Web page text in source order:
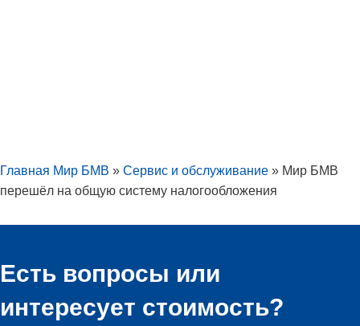
Главная Мир БМВ » Сервис и обслуживание » Мир БМВ
перешёл на общую систему налогообложения
Есть вопросы или
интересует стоимость?